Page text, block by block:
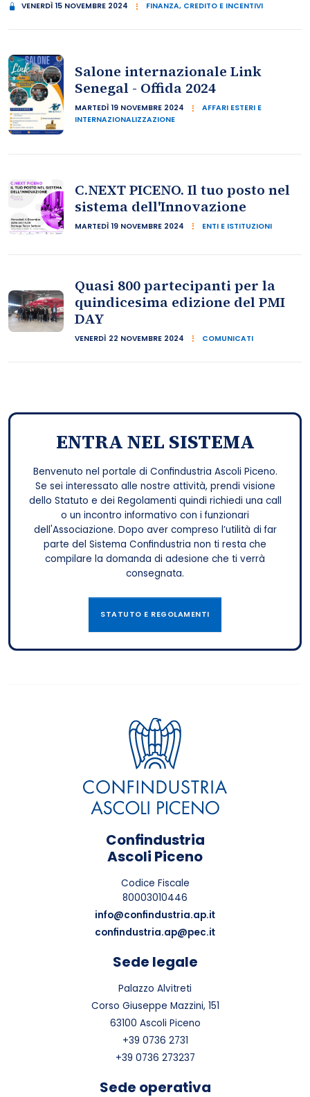
VENERDÌ 15 NOVEMBRE 2024 FINANZA, CREDITO E INCENTIVI
Salone internazionale Link
Senegal - Offida 2024
MARTEDÌ 19 NOVEMBRE 2024
AFFARI ESTERI E
INTERNAZIONALIZZAZIONE
C.NEXT PICENO. Il tuo posto nel
sistema dell'Innovazione
MARTEDÌ 19 NOVEMBRE 2024 ENTI E ISTITUZIONI
Quasi 800 partecipanti per la
quindicesima edizione del PMI
DAY
VENERDÌ 22 NOVEMBRE 2024 COMUNICATI
ENTRA NEL SISTEMA
Benvenuto nel portale di Confindustria Ascoli Piceno.
Se sei interessato alle nostre attività, prendi visione
dello Statuto e dei Regolamenti quindi richiedi una call
o un incontro informativo con i funzionari
dell'Associazione. Dopo aver compreso l’utilità di far
parte del Sistema Confindustria non ti resta che
compilare la domanda di adesione che ti verrà
consegnata.
STATUTO E REGOLAMENTI
Confindustria
Ascoli Piceno
Codice Fiscale
80003010446
info@confindustria.ap.it
confindustria.ap@pec.it
Sede legale
Palazzo Alvitreti
Corso Giuseppe Mazzini, 151
63100 Ascoli Piceno
+39 0736 2731
+39 0736 273237
Sede operativa